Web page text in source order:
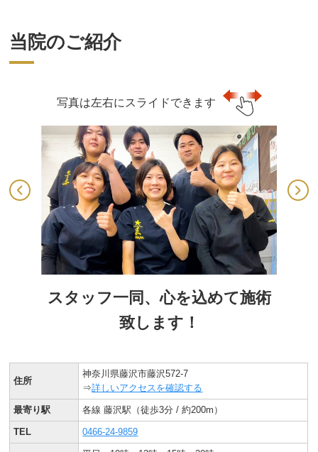
当院のご紹介
写真は左右にスライドできます
スタッフ一同、心を込めて施術
致します！
住所
神奈川県藤沢市藤沢572-7
⇒詳しいアクセスを確認する
最寄り駅 各線 藤沢駅（徒歩3分 / 約200m）
TEL 0466-24-9859